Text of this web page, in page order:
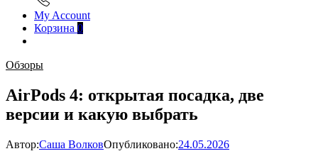
My Account
Корзина 0
Обзоры
AirPods 4: открытая посадка, две
версии и какую выбрать
Автор:Саша ВолковОпубликовано:24.05.2026